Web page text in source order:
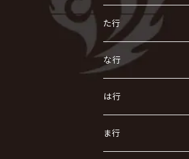
AIOLIN
i.D.A
IKUO
exist†trace
う
VIRGE / ヴァージュ
Waive
え
ACE OF SPADES
X JAPAN
お
AURORIZE
怪人二十面奏
Kαin
き
KISAKI
キズ
く
Crack6
グラビティ
け
[ kei ] / 圭
こ
さ
ザアザア
The THIRTEEN
し
Zeke Deux
Z CLEAR
す
Z CLEAR
せ
た行
た
DASEIN
DAIGO
ち
CHAQLA.
つ
な行
な
NIGHTMARE
に
は行
は
ま行